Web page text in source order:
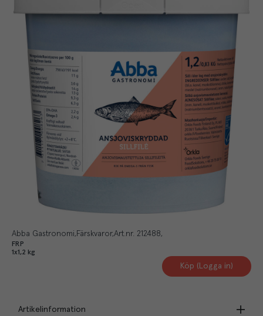
Abba Gastronomi Färskvaror Art.nr. 212488
FRP
1x1,2 kg
Köp (Logga in)
Artikelinformation